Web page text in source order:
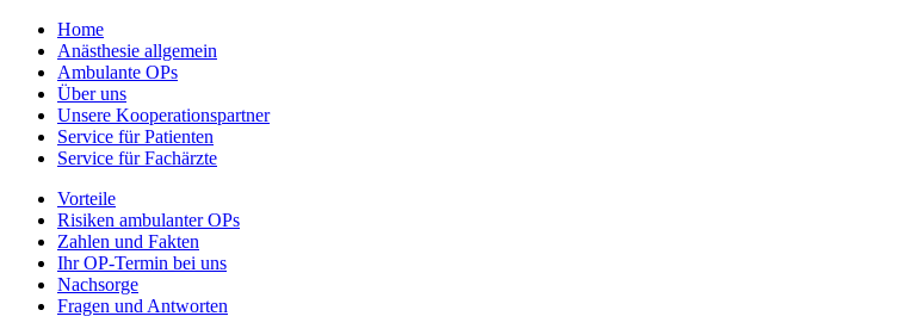
Home
Anästhesie allgemein
Ambulante OPs
Über uns
Unsere Kooperationspartner
Service für Patienten
Service für Fachärzte
Vorteile
Risiken ambulanter OPs
Zahlen und Fakten
Ihr OP-Termin bei uns
Nachsorge
Fragen und Antworten